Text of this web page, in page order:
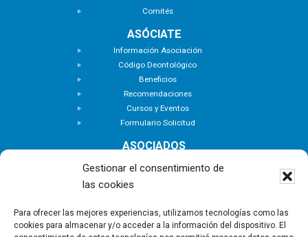
Gestionar el consentimiento de
las cookies
Para ofrecer las mejores experiencias, utilizamos tecnologías como las
cookies para almacenar y/o acceder a la información del dispositivo. El
Comités
ASÓCIATE
Información Asociación
Código Deontológico
Beneficios
Recomendaciones
Cursos y Eventos
Formulario Solicitud
ASOCIADOS
Zona Privada
ACTUALIDAD
Notas de Prensa